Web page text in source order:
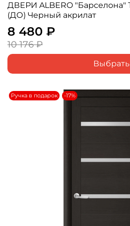
ДВЕРИ ALBERO "Барселона" Темный Кипарис
(ДО) Черный акрилат
8 480 ₽
10 176 ₽
Выбрать
Ручка в подарок -17%